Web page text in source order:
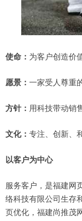
使命： 为客户创造价
愿景：一家受人尊重
方针： 用科技带动销
文化：专注、创新、
以客户为中心
服务客户，是福建网
络科技有限公司生存
页优化，福建尚推茂